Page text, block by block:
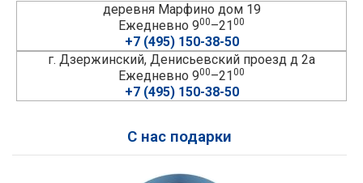
деревня Марфино дом 19
Ежедневно 900–2100
+7 (495) 150-38-50
г. Дзержинский, Денисьевский проезд д 2а
Ежедневно 900–2100
+7 (495) 150-38-50
С нас подарки